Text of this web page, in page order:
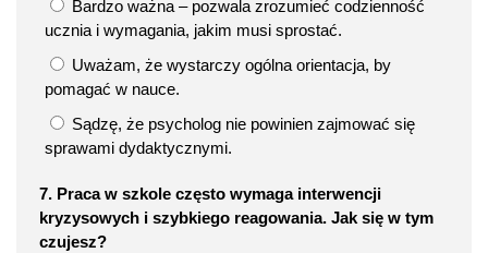
Bardzo ważna – pozwala zrozumieć codzienność
ucznia i wymagania, jakim musi sprostać.
Uważam, że wystarczy ogólna orientacja, by
pomagać w nauce.
Sądzę, że psycholog nie powinien zajmować się
sprawami dydaktycznymi.
7. Praca w szkole często wymaga interwencji
kryzysowych i szybkiego reagowania. Jak się w tym
czujesz?